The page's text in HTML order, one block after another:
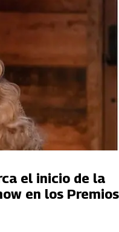
el inicio de la
en los Premios